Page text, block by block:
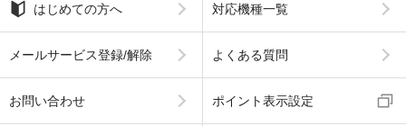
はじめての方へ 対応機種一覧
メールサービス登録/解除 よくある質問
お問い合わせ ポイント表示設定